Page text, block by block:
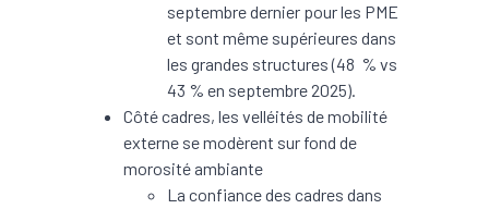
septembre dernier pour les PME
et sont même supérieures dans
les grandes structures (48 % vs
43 % en septembre 2025).
Côté cadres, les velléités de mobilité
externe se modèrent sur fond de
morosité ambiante
La confiance des cadres dans